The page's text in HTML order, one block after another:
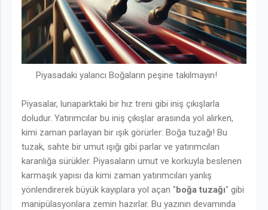
Piyasadaki yalancı Boğaların peşine takılmayın!
Piyasalar, lunaparktaki bir hız treni gibi iniş çıkışlarla
doludur. Yatırımcılar bu iniş çıkışlar arasında yol alırken,
kimi zaman parlayan bir ışık görürler: Boğa tuzağı! Bu
tuzak, sahte bir umut ışığı gibi parlar ve yatırımcıları
karanlığa sürükler. Piyasaların umut ve korkuyla beslenen
karmaşık yapısı da kimi zaman yatırımcıları yanlış
yönlendirerek büyük kayıplara yol açan "boğa tuzağı" gibi
manipülasyonlara zemin hazırlar. Bu yazının devamında